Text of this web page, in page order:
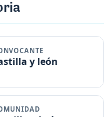
y león